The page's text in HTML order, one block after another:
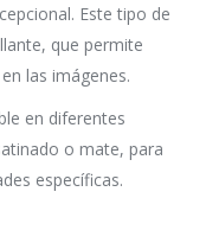
Este tipo de
que permite
las imágenes.
en diferentes
o mate, para
específicas.